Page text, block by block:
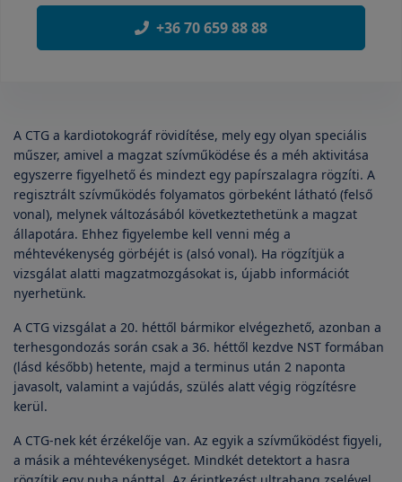
+36 70 659 88 88
A CTG a kardiotokográf rövidítése, mely egy olyan speciális
műszer, amivel a magzat szívműködése és a méh aktivitása
egyszerre figyelhető és mindezt egy papírszalagra rögzíti. A
regisztrált szívműködés folyamatos görbeként látható (felső
vonal), melynek változásából következtethetünk a magzat
állapotára. Ehhez figyelembe kell venni még a
méhtevékenység görbéjét is (alsó vonal). Ha rögzítjük a
vizsgálat alatti magzatmozgásokat is, újabb információt
nyerhetünk.
A CTG vizsgálat a 20. héttől bármikor elvégezhető, azonban a
terhesgondozás során csak a 36. héttől kezdve NST formában
(lásd később) hetente, majd a terminus után 2 naponta
javasolt, valamint a vajúdás, szülés alatt végig rögzítésre
kerül.
A CTG-nek két érzékelője van. Az egyik a szívműködést figyeli,
a másik a méhtevékenységet. Mindkét detektort a hasra